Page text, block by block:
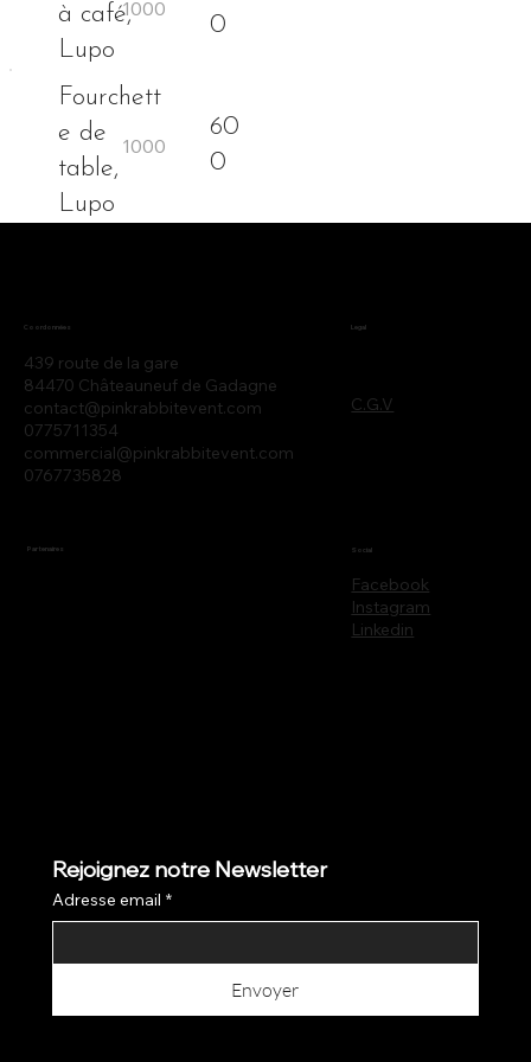
à café,
Lupo
0
Fourchett
e de
table,
Lupo
60
0
439 route de la gare
84470 Châteauneuf de Gadagne
contact@pinkrabbitevent.com
0775711354
commercial@pinkrabbitevent.com
0767735828
Coordonnées
C.G.V
Legal
Partenaires
Facebook
Instagram
Linkedin
Social
Rejoignez notre Newsletter
Adresse email *
Envoyer